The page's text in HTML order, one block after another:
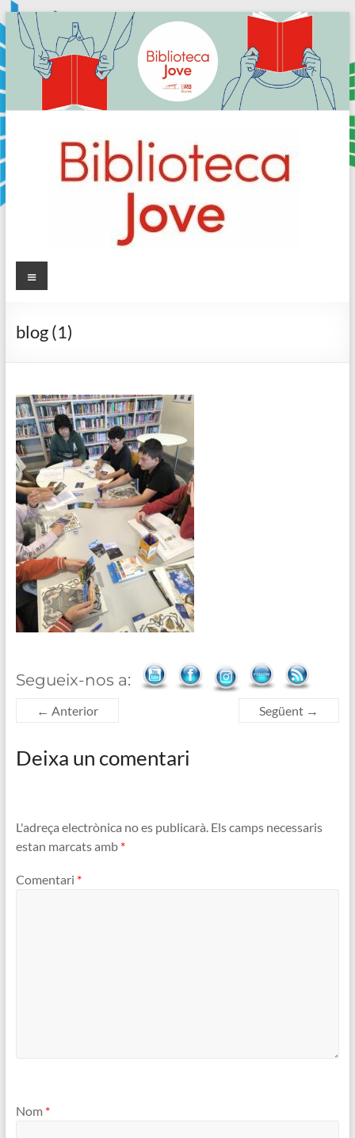
Skip
content
Sala
Biblioteca
Menú
blog (1)
Segueix-nos a:
← Anterior Següent →
Deixa un comentari
L'adreça electrònica no es publicarà. Els camps necessaris
estan marcats amb *
Comentari *
Nom *